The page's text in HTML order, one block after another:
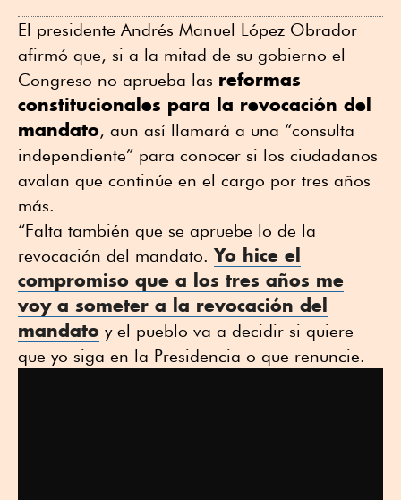
El presidente Andrés Manuel López Obrador
afirmó que, si a la mitad de su gobierno el
Congreso no aprueba las reformas
constitucionales para la revocación del
mandato, aun así llamará a una “consulta
independiente” para conocer si los ciudadanos
avalan que continúe en el cargo por tres años
más.
“Falta también que se apruebe lo de la
revocación del mandato. Yo hice el
compromiso que a los tres años me
voy a someter a la revocación del
mandato y el pueblo va a decidir si quiere
que yo siga en la Presidencia o que renuncie.